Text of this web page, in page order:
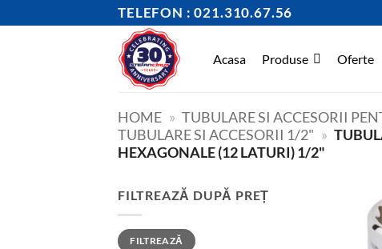
to
TELEFON : 021.310.67.56
Acasa Produse Oferte
HOME » TUBULARE SI ACCESORII
TUBULARE SI ACCESORII 1/2" »
HEXAGONALE (12 LATURI) 1/2"
FILTREAZĂ DUPĂ PREȚ
Preț
minim
Preț
maxim
FILTREAZĂ